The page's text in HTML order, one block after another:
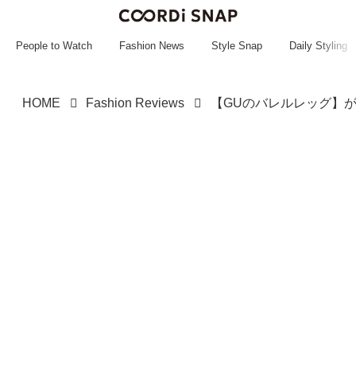
~~~~~~~~~~~
People to Watch Fashion News Style Snap Daily Styling
HOME Fashion Reviews